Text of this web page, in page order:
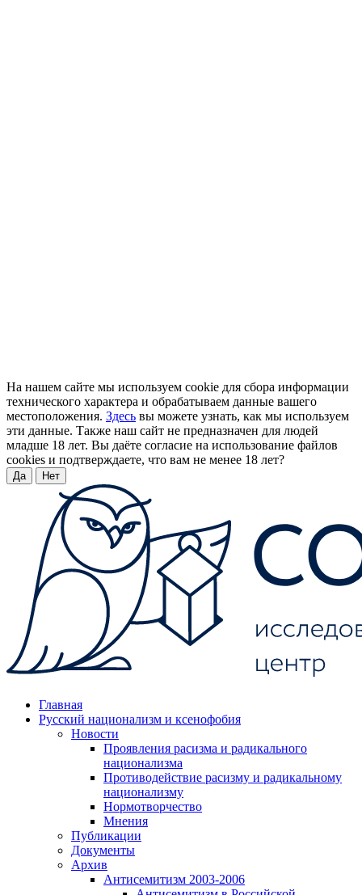
На нашем сайте мы используем cookie для сбора информации
технического характера и обрабатываем данные вашего
местоположения. Здесь вы можете узнать, как мы используем
эти данные. Также наш сайт не предназначен для людей
младше 18 лет. Вы даёте согласие на использование файлов
cookies и подтверждаете, что вам не менее 18 лет?
Да Нет
Главная
Русский национализм и ксенофобия
Новости
Проявления расизма и радикального
национализма
Противодействие расизму и радикальному
национализму
Нормотворчество
Мнения
Публикации
Документы
Архив
Антисемитизм 2003-2006